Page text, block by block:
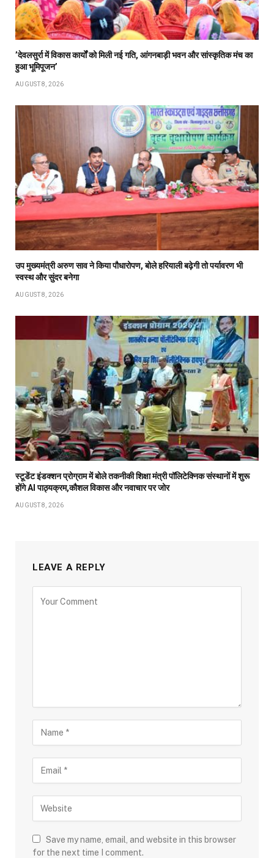
’देवलसुर्रा में विकास कार्यों को मिली नई गति, आंगनबाड़ी भवन और सांस्कृतिक मंच का
हुआ भूमिपूजन’
AUGUST 8, 2026
उप मुख्यमंत्री अरुण साव ने किया पौधारोपण, बोले हरियाली बढ़ेगी तो पर्यावरण भी
स्वस्थ और सुंदर बनेगा
AUGUST 8, 2026
स्टूडेंट इंडक्शन प्रोग्राम में बोले तकनीकी शिक्षा मंत्री पॉलिटेक्निक संस्थानों में शुरू
होंगे AI पाठ्यक्रम,कौशल विकास और नवाचार पर जोर
AUGUST 8, 2026
LEAVE A REPLY
Save my name, email, and website in this browser
for the next time I comment.